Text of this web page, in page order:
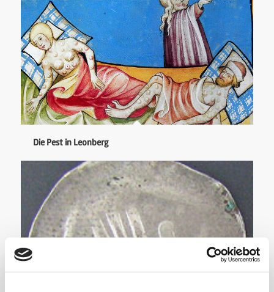
Die Pest in Leonberg